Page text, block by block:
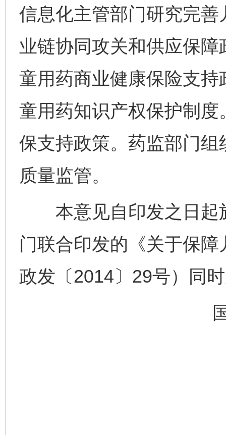
信息化主管部门研究完
业链协同攻关和供应保
童用药商业健康保险支
童用药知识产权保护制
保支持政策。药监部门
质量监管。
本意见自印发之日起
门联合印发的《关于保
政发〔2014〕29号）同